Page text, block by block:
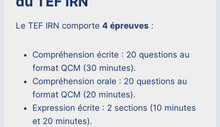
Le TEF IRN comporte 4 épreuves :
Compréhension écrite : 20 questions au
format QCM (30 minutes).
Compréhension orale : 20 questions au
format QCM (20 minutes).
Expression écrite : 2 sections (10 minutes
et 20 minutes).